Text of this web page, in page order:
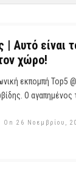
| Αυτό είναι
χώρο!
εκπομπή Top5
Ο αγαπημένος
On 26 Νοεμβρίου,